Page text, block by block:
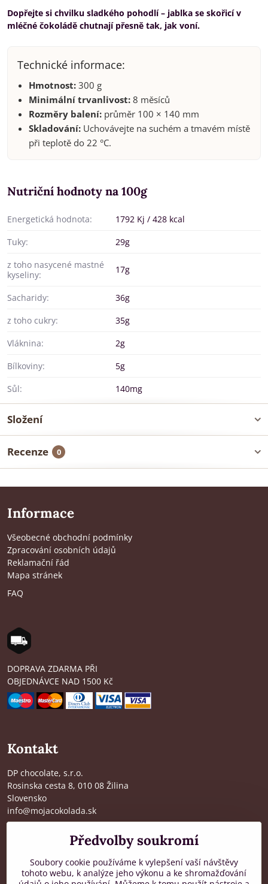
Dopřejte si chvilku sladkého pohodlí – jablka se skořicí v
mléčné čokoládě chutnají přesně tak, jak voní.
Technické informace:
Hmotnost: 300 g
Minimální trvanlivost: 8 měsíců
Rozměry balení: průměr 100 × 140 mm
Skladování: Uchovávejte na suchém a tmavém místě
při teplotě do 22 °C.
Nutriční hodnoty na 100g
Energetická hodnota:
1792 Kj / 428 kcal
Tuky:
29g
z toho nasycené mastné
kyseliny:
17g
Sacharidy:
36g
z toho cukry:
35g
Vláknina:
2g
Bílkoviny:
5g
Sůl:
140mg
Složení
Recenze 0
Informace
Všeobecné obchodní podmínky
Zpracování osobních údajů
Reklamační řád
Mapa stránek
FAQ
DOPRAVA ZDARMA PŘI
OBJEDNÁVCE NAD 1500 Kč
Kontakt
DP chocolate, s.r.o.
Rosinska cesta 8, 010 08 Žilina
Slovensko
info@mojacokolada.sk
Kde nás najdete
Předvolby soukromí
Soubory cookie používáme k vylepšení vaší návštěvy
tohoto webu, k analýze jeho výkonu a ke shromažďování